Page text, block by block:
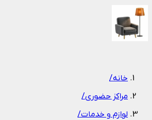
1
خانه/
مراکز حضوری/
لوازم و خدمات/